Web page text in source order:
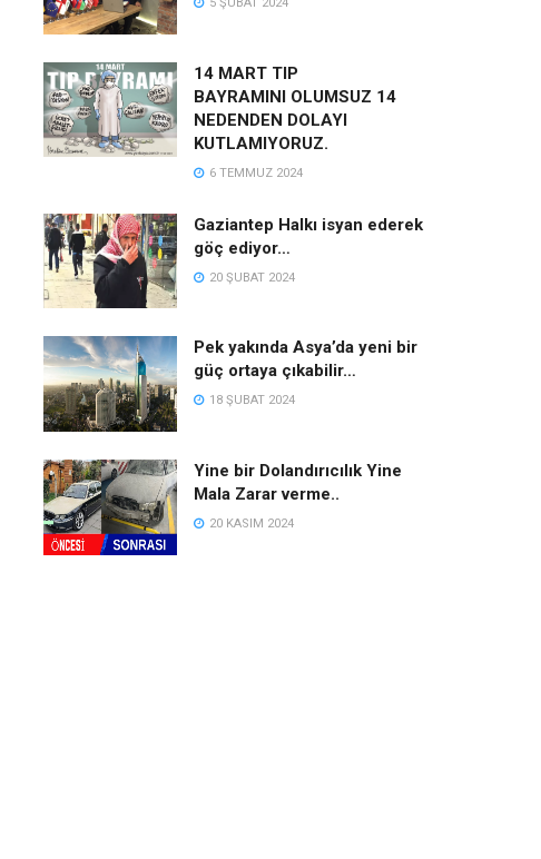
14 MART TIP
BAYRAMINI OLUMSUZ 14
NEDENDEN DOLAYI
KUTLAMIYORUZ.
6 TEMMUZ 2024
Gaziantep Halkı isyan ederek
göç ediyor…
20 ŞUBAT 2024
Pek yakında Asya’da yeni bir
güç ortaya çıkabilir…
18 ŞUBAT 2024
Yine bir Dolandırıcılık Yine
Mala Zarar verme..
20 KASIM 2024